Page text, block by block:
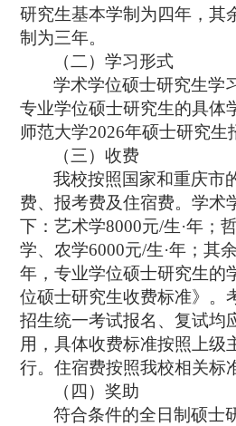
研究生基本学制为四年，其
制为三年。
（二）学习形式
学术学位硕士研究生学
专业学位硕士研究生的具体
师范大学2026年硕士研究生
（三）收费
我校按照国家和重庆市
费、报考费及住宿费。学术
下：艺术学8000元/生·年；
学、农学6000元/生·年；其
年，专业学位硕士研究生的
位硕士研究生收费标准》。
招生统一考试报名、复试均
用，具体收费标准按照上级
行。住宿费按照我校相关标
（四）奖助
符合条件的全日制硕士